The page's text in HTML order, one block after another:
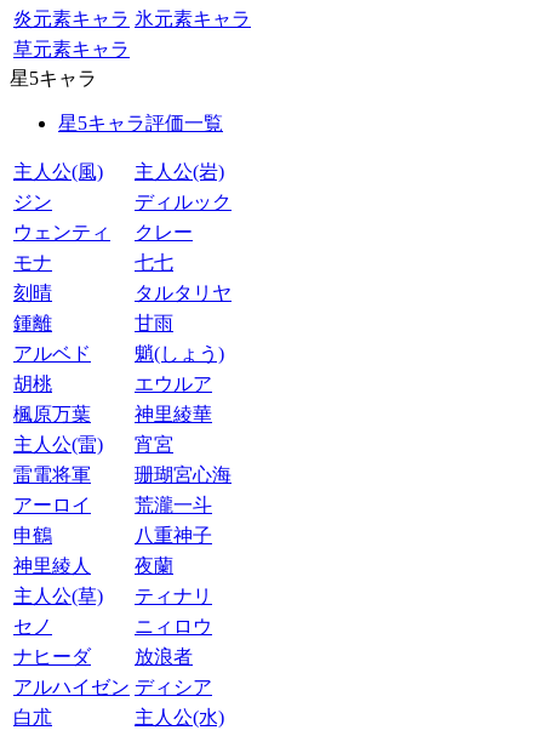
炎元素キャラ 氷元素キャラ
草元素キャラ
星5キャラ
星5キャラ評価一覧
主人公(風)
主人公(岩)
ジン
ディルック
ウェンティ
クレー
モナ
七七
刻晴
タルタリヤ
鍾離
甘雨
アルベド
魈(しょう)
胡桃
エウルア
楓原万葉
神里綾華
主人公(雷)
宵宮
雷電将軍
珊瑚宮心海
アーロイ
荒瀧一斗
申鶴
八重神子
神里綾人
夜蘭
主人公(草)
ティナリ
セノ
ニィロウ
ナヒーダ
放浪者
アルハイゼン ディシア
白朮
主人公(水)